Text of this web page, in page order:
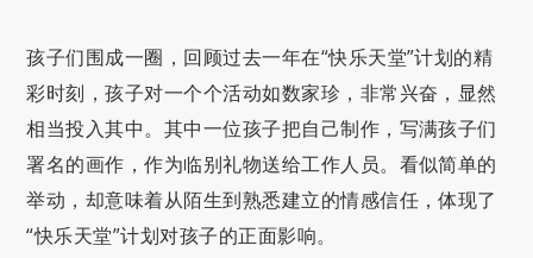
孩子们围成一圈，回顾过去一年在“快乐天堂”计划的精
彩时刻，孩子对一个个活动如数家珍，非常兴奋，显然
相当投入其中。其中一位孩子把自己制作，写满孩子们
署名的画作，作为临别礼物送给工作人员。看似简单的
举动，却意味着从陌生到熟悉建立的情感信任，体现了
“快乐天堂”计划对孩子的正面影响。